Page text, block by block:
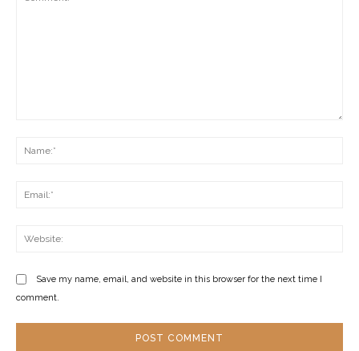
Save my name, email, and website in this browser for the next time I
comment.